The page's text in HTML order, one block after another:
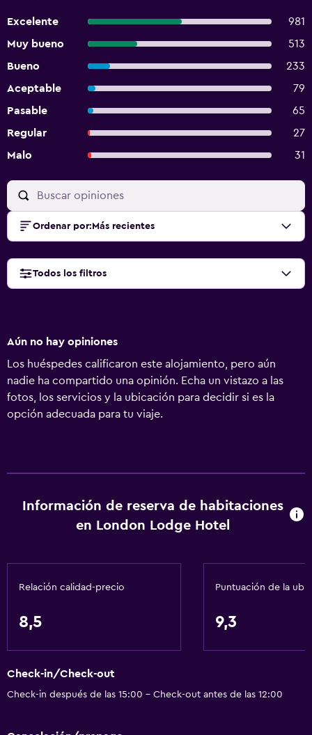
Excelente
981
Muy bueno
513
Bueno
233
Aceptable
79
Pasable
65
Regular
27
Malo
31
Ordenar por: Más recientes
Todos los filtros
Aún no hay opiniones
Los huéspedes calificaron este alojamiento, pero aún
nadie ha compartido una opinión. Echa un vistazo a las
fotos, los servicios y la ubicación para decidir si es la
opción adecuada para tu viaje.
Información de reserva de habitaciones
en London Lodge Hotel
Relación calidad-precio
8,5
Puntuación de la
9,3
Check-in/Check-out
Check-in después de las 15:00 - Check-out antes de las 12:00